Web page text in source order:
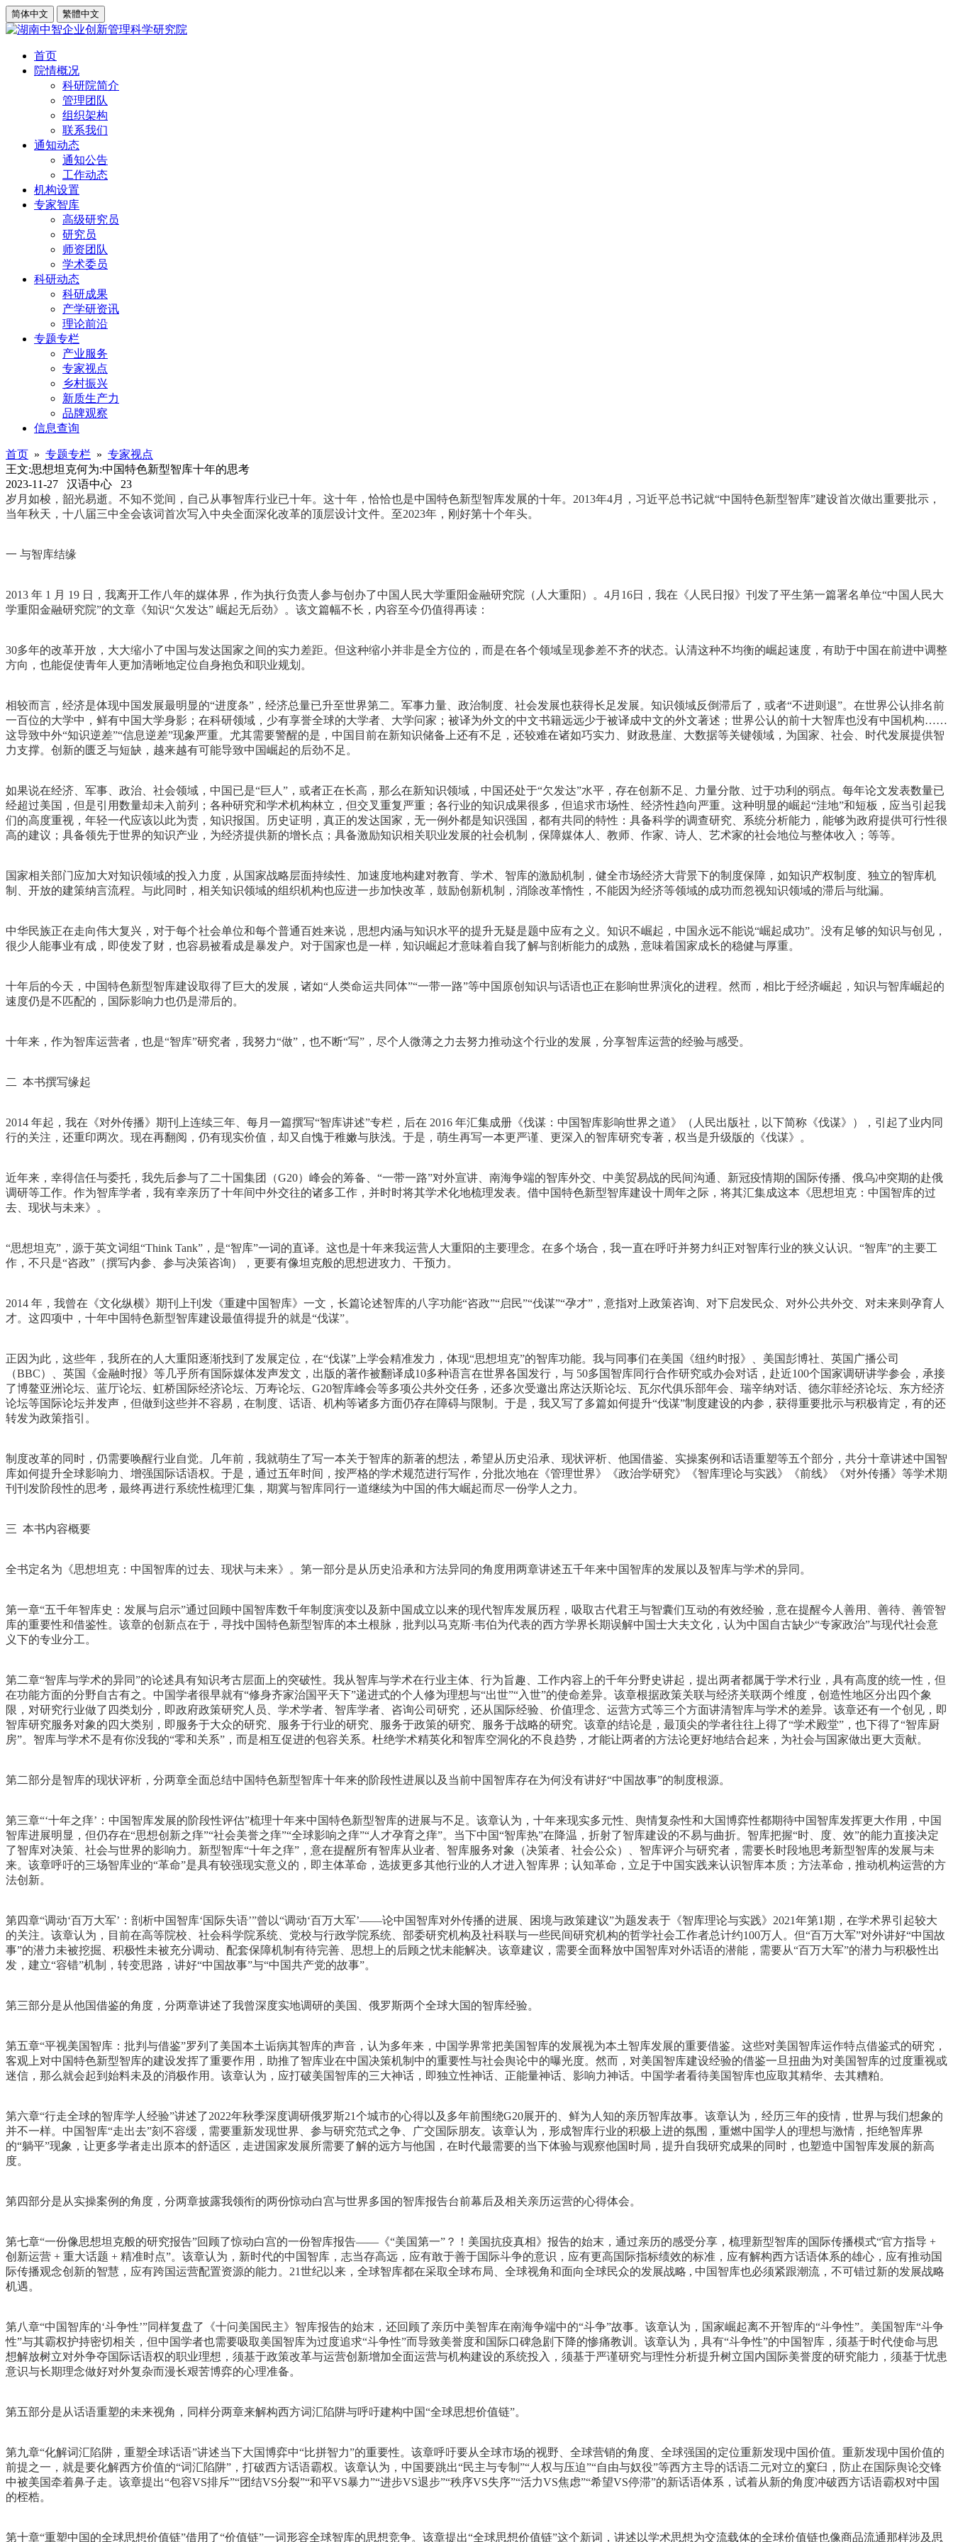
简体中文 繁體中文
首页
院情概况
科研院简介
管理团队
组织架构
联系我们
通知动态
通知公告
工作动态
机构设置
专家智库
高级研究员
研究员
师资团队
学术委员
科研动态
科研成果
产学研资讯
理论前沿
专题专栏
产业服务
专家视点
乡村振兴
新质生产力
品牌观察
信息查询
首页 » 专题专栏 » 专家视点
王文:思想坦克何为:中国特色新型智库十年的思考
2023-11-27 汉语中心 23
岁月如梭，韶光易逝。不知不觉间，自己从事智库行业已十年。这十年，恰恰也是中国特色新型智库发展的十年。2013年4月，习近平总书记就“中国特色新型智库”建设首次做出重要批示，
当年秋天，十八届三中全会该词首次写入中央全面深化改革的顶层设计文件。至2023年，刚好第十个年头。
一 与智库结缘
2013 年 1 月 19 日，我离开工作八年的媒体界，作为执行负责人参与创办了中国人民大学重阳金融研究院（人大重阳）。4月16日，我在《人民日报》刊发了平生第一篇署名单位“中国人民大
学重阳金融研究院”的文章《知识“欠发达” 崛起无后劲》。该文篇幅不长，内容至今仍值得再读：
30多年的改革开放，大大缩小了中国与发达国家之间的实力差距。但这种缩小并非是全方位的，而是在各个领域呈现参差不齐的状态。认清这种不均衡的崛起速度，有助于中国在前进中调整
方向，也能促使青年人更加清晰地定位自身抱负和职业规划。
相较而言，经济是体现中国发展最明显的“进度条”，经济总量已升至世界第二。军事力量、政治制度、社会发展也获得长足发展。知识领域反倒滞后了，或者“不进则退”。在世界公认排名前
一百位的大学中，鲜有中国大学身影；在科研领域，少有享誉全球的大学者、大学问家；被译为外文的中文书籍远远少于被译成中文的外文著述；世界公认的前十大智库也没有中国机构……
这导致中外“知识逆差”“信息逆差”现象严重。尤其需要警醒的是，中国目前在新知识储备上还有不足，还较难在诸如巧实力、财政悬崖、大数据等关键领域，为国家、社会、时代发展提供智
力支撑。创新的匮乏与短缺，越来越有可能导致中国崛起的后劲不足。
如果说在经济、军事、政治、社会领域，中国已是“巨人”，或者正在长高，那么在新知识领域，中国还处于“欠发达”水平，存在创新不足、力量分散、过于功利的弱点。每年论文发表数量已
经超过美国，但是引用数量却未入前列；各种研究和学术机构林立，但交叉重复严重；各行业的知识成果很多，但追求市场性、经济性趋向严重。这种明显的崛起“洼地”和短板，应当引起我
们的高度重视，年轻一代应该以此为责，知识报国。历史证明，真正的发达国家，无一例外都是知识强国，都有共同的特性：具备科学的调查研究、系统分析能力，能够为政府提供可行性很
高的建议；具备领先于世界的知识产业，为经济提供新的增长点；具备激励知识相关职业发展的社会机制，保障媒体人、教师、作家、诗人、艺术家的社会地位与整体收入；等等。
国家相关部门应加大对知识领域的投入力度，从国家战略层面持续性、加速度地构建对教育、学术、智库的激励机制，健全市场经济大背景下的制度保障，如知识产权制度、独立的智库机
制、开放的建策纳言流程。与此同时，相关知识领域的组织机构也应进一步加快改革，鼓励创新机制，消除改革惰性，不能因为经济等领域的成功而忽视知识领域的滞后与纰漏。
中华民族正在走向伟大复兴，对于每个社会单位和每个普通百姓来说，思想内涵与知识水平的提升无疑是题中应有之义。知识不崛起，中国永远不能说“崛起成功”。没有足够的知识与创见，
很少人能事业有成，即使发了财，也容易被看成是暴发户。对于国家也是一样，知识崛起才意味着自我了解与剖析能力的成熟，意味着国家成长的稳健与厚重。
十年后的今天，中国特色新型智库建设取得了巨大的发展，诸如“人类命运共同体”“一带一路”等中国原创知识与话语也正在影响世界演化的进程。然而，相比于经济崛起，知识与智库崛起的
速度仍是不匹配的，国际影响力也仍是滞后的。
十年来，作为智库运营者，也是“智库”研究者，我努力“做”，也不断“写”，尽个人微薄之力去努力推动这个行业的发展，分享智库运营的经验与感受。
二 本书撰写缘起
2014 年起，我在《对外传播》期刊上连续三年、每月一篇撰写“智库讲述”专栏，后在 2016 年汇集成册《伐谋：中国智库影响世界之道》（人民出版社，以下简称《伐谋》），引起了业内同
行的关注，还重印两次。现在再翻阅，仍有现实价值，却又自愧于稚嫩与肤浅。于是，萌生再写一本更严谨、更深入的智库研究专著，权当是升级版的《伐谋》。
近年来，幸得信任与委托，我先后参与了二十国集团（G20）峰会的筹备、“一带一路”对外宣讲、南海争端的智库外交、中美贸易战的民间沟通、新冠疫情期的国际传播、俄乌冲突期的赴俄
调研等工作。作为智库学者，我有幸亲历了十年间中外交往的诸多工作，并时时将其学术化地梳理发表。借中国特色新型智库建设十周年之际，将其汇集成这本《思想坦克：中国智库的过
去、现状与未来》。
“思想坦克”，源于英文词组“Think Tank”，是“智库”一词的直译。这也是十年来我运营人大重阳的主要理念。在多个场合，我一直在呼吁并努力纠正对智库行业的狭义认识。“智库”的主要工
作，不只是“咨政”（撰写内参、参与决策咨询），更要有像坦克般的思想进攻力、干预力。
2014 年，我曾在《文化纵横》期刊上刊发《重建中国智库》一文，长篇论述智库的八字功能“咨政”“启民”“伐谋”“孕才”，意指对上政策咨询、对下启发民众、对外公共外交、对未来则孕育人
才。这四项中，十年中国特色新型智库建设最值得提升的就是“伐谋”。
正因为此，这些年，我所在的人大重阳逐渐找到了发展定位，在“伐谋”上学会精准发力，体现“思想坦克”的智库功能。我与同事们在美国《纽约时报》、美国彭博社、英国广播公司
（BBC）、英国《金融时报》等几乎所有国际媒体发声发文，出版的著作被翻译成10多种语言在世界各国发行，与 50多国智库同行合作研究或办会对话，赴近100个国家调研讲学参会，承接
了博鳌亚洲论坛、蓝厅论坛、虹桥国际经济论坛、万寿论坛、G20智库峰会等多项公共外交任务，还多次受邀出席达沃斯论坛、瓦尔代俱乐部年会、瑞辛纳对话、德尔菲经济论坛、东方经济
论坛等国际论坛并发声，但做到这些并不容易，在制度、话语、机构等诸多方面仍存在障碍与限制。于是，我又写了多篇如何提升“伐谋”制度建设的内参，获得重要批示与积极肯定，有的还
转发为政策指引。
制度改革的同时，仍需要唤醒行业自觉。几年前，我就萌生了写一本关于智库的新著的想法，希望从历史沿承、现状评析、他国借鉴、实操案例和话语重塑等五个部分，共分十章讲述中国智
库如何提升全球影响力、增强国际话语权。于是，通过五年时间，按严格的学术规范进行写作，分批次地在《管理世界》《政治学研究》《智库理论与实践》《前线》《对外传播》等学术期
刊刊发阶段性的思考，最终再进行系统性梳理汇集，期冀与智库同行一道继续为中国的伟大崛起而尽一份学人之力。
三 本书内容概要
全书定名为《思想坦克：中国智库的过去、现状与未来》。第一部分是从历史沿承和方法异同的角度用两章讲述五千年来中国智库的发展以及智库与学术的异同。
第一章“五千年智库史：发展与启示”通过回顾中国智库数千年制度演变以及新中国成立以来的现代智库发展历程，吸取古代君王与智囊们互动的有效经验，意在提醒今人善用、善待、善管智
库的重要性和借鉴性。该章的创新点在于，寻找中国特色新型智库的本土根脉，批判以马克斯·韦伯为代表的西方学界长期误解中国士大夫文化，认为中国自古缺少“专家政治”与现代社会意
义下的专业分工。
第二章“智库与学术的异同”的论述具有知识考古层面上的突破性。我从智库与学术在行业主体、行为旨趣、工作内容上的千年分野史讲起，提出两者都属于学术行业，具有高度的统一性，但
在功能方面的分野自古有之。中国学者很早就有“修身齐家治国平天下”递进式的个人修为理想与“出世”“入世”的使命差异。该章根据政策关联与经济关联两个维度，创造性地区分出四个象
限，对研究行业做了四类划分，即政府政策研究人员、学术学者、智库学者、咨询公司研究，还从国际经验、价值理念、运营方式等三个方面讲清智库与学术的差异。该章还有一个创见，即
智库研究服务对象的四大类别，即服务于大众的研究、服务于行业的研究、服务于政策的研究、服务于战略的研究。该章的结论是，最顶尖的学者往往上得了“学术殿堂”，也下得了“智库厨
房”。智库与学术不是有你没我的“零和关系”，而是相互促进的包容关系。杜绝学术精英化和智库空洞化的不良趋势，才能让两者的方法论更好地结合起来，为社会与国家做出更大贡献。
第二部分是智库的现状评析，分两章全面总结中国特色新型智库十年来的阶段性进展以及当前中国智库存在为何没有讲好“中国故事”的制度根源。
第三章“‘十年之痒’：中国智库发展的阶段性评估”梳理十年来中国特色新型智库的进展与不足。该章认为，十年来现实多元性、舆情复杂性和大国博弈性都期待中国智库发挥更大作用，中国
智库进展明显，但仍存在“思想创新之痒”“社会美誉之痒”“全球影响之痒”“人才孕育之痒”。当下中国“智库热”在降温，折射了智库建设的不易与曲折。智库把握“时、度、效”的能力直接决定
了智库对决策、社会与世界的影响力。新型智库“十年之痒”，意在提醒所有智库从业者、智库服务对象（决策者、社会公众）、智库评介与研究者，需要长时段地思考新型智库的发展与未
来。该章呼吁的三场智库业的“革命”是具有较强现实意义的，即主体革命，选拔更多其他行业的人才进入智库界；认知革命，立足于中国实践来认识智库本质；方法革命，推动机构运营的方
法创新。
第四章“调动‘百万大军’：剖析中国智库‘国际失语’”曾以“调动‘百万大军’——论中国智库对外传播的进展、困境与政策建议”为题发表于《智库理论与实践》2021年第1期，在学术界引起较大
的关注。该章认为，目前在高等院校、社会科学院系统、党校与行政学院系统、部委研究机构及社科联与一些民间研究机构的哲学社会工作者总计约100万人。但“百万大军”对外讲好“中国故
事”的潜力未被挖掘、积极性未被充分调动、配套保障机制有待完善、思想上的后顾之忧未能解决。该章建议，需要全面释放中国智库对外话语的潜能，需要从“百万大军”的潜力与积极性出
发，建立“容错”机制，转变思路，讲好“中国故事”与“中国共产党的故事”。
第三部分是从他国借鉴的角度，分两章讲述了我曾深度实地调研的美国、俄罗斯两个全球大国的智库经验。
第五章“平视美国智库：批判与借鉴”罗列了美国本土诟病其智库的声音，认为多年来，中国学界常把美国智库的发展视为本土智库发展的重要借鉴。这些对美国智库运作特点借鉴式的研究，
客观上对中国特色新型智库的建设发挥了重要作用，助推了智库业在中国决策机制中的重要性与社会舆论中的曝光度。然而，对美国智库建设经验的借鉴一旦扭曲为对美国智库的过度重视或
迷信，那么就会起到始料未及的消极作用。该章认为，应打破美国智库的三大神话，即独立性神话、正能量神话、影响力神话。中国学者看待美国智库也应取其精华、去其糟粕。
第六章“行走全球的智库学人经验”讲述了2022年秋季深度调研俄罗斯21个城市的心得以及多年前围绕G20展开的、鲜为人知的亲历智库故事。该章认为，经历三年的疫情，世界与我们想象的
并不一样。中国智库“走出去”刻不容缓，需要重新发现世界、参与研究范式之争、广交国际朋友。该章认为，形成智库行业的积极上进的氛围，重燃中国学人的理想与激情，拒绝智库界
的“躺平”现象，让更多学者走出原本的舒适区，走进国家发展所需要了解的远方与他国，在时代最需要的当下体验与观察他国时局，提升自我研究成果的同时，也塑造中国智库发展的新高
度。
第四部分是从实操案例的角度，分两章披露我领衔的两份惊动白宫与世界多国的智库报告台前幕后及相关亲历运营的心得体会。
第七章“一份像思想坦克般的研究报告”回顾了惊动白宫的一份智库报告——《“美国第一”？！美国抗疫真相》报告的始末，通过亲历的感受分享，梳理新型智库的国际传播模式“官方指导 +
创新运营 + 重大话题 + 精准时点”。该章认为，新时代的中国智库，志当存高远，应有敢于善于国际斗争的意识，应有更高国际指标绩效的标准，应有解构西方话语体系的雄心，应有推动国
际传播观念创新的智慧，应有跨国运营配置资源的能力。21世纪以来，全球智库都在采取全球布局、全球视角和面向全球民众的发展战略 , 中国智库也必须紧跟潮流，不可错过新的发展战略
机遇。
第八章“中国智库的‘斗争性’”同样复盘了《十问美国民主》智库报告的始末，还回顾了亲历中美智库在南海争端中的“斗争”故事。该章认为，国家崛起离不开智库的“斗争性”。美国智库“斗争
性”与其霸权护持密切相关，但中国学者也需要吸取美国智库为过度追求“斗争性”而导致美誉度和国际口碑急剧下降的惨痛教训。该章认为，具有“斗争性”的中国智库，须基于时代使命与思
想解放树立对外争夺国际话语权的职业理想，须基于政策改革与运营创新增加全面运营与机构建设的系统投入，须基于严谨研究与理性分析提升树立国内国际美誉度的研究能力，须基于忧患
意识与长期理念做好对外复杂而漫长艰苦博弈的心理准备。
第五部分是从话语重塑的未来视角，同样分两章来解构西方词汇陷阱与呼吁建构中国“全球思想价值链”。
第九章“化解词汇陷阱，重塑全球话语”讲述当下大国博弈中“比拼智力”的重要性。该章呼吁要从全球市场的视野、全球营销的角度、全球强国的定位重新发现中国价值。重新发现中国价值的
前提之一，就是要化解西方价值的“词汇陷阱”，打破西方话语霸权。该章认为，中国要跳出“民主与专制”“人权与压迫”“自由与奴役”等西方主导的话语二元对立的窠臼，防止在国际舆论交锋
中被美国牵着鼻子走。该章提出“包容VS排斥”“团结VS分裂”“和平VS暴力”“进步VS退步”“秩序VS失序”“活力VS焦虑”“希望VS停滞”的新话语体系，试着从新的角度冲破西方话语霸权对中国
的桎梏。
第十章“重塑中国的全球思想价值链”借用了“价值链”一词形容全球智库的思想竞争。该章提出“全球思想价值链”这个新词，讲述以学术思想为交流载体的全球价值链也像商品流通那样涉及思